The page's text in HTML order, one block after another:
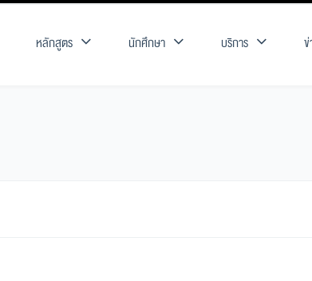
หลักสูตร นักศึกษา บริการ